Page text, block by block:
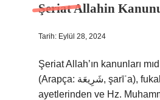
Şeriat Allahin
Tarih: Eylül 28, 2024
Şeriat Allah’ın kanunları
(Arapça: شَرِيعَة, şarīʿa), fukahanın, Kur’an
ayetlerinden ve Hz.